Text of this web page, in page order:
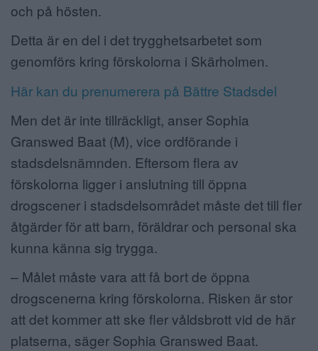
och på hösten.
Detta är en del i det trygghetsarbetet som
genomförs kring förskolorna i Skärholmen.
Här kan du prenumerera på Bättre Stadsdel
Men det är inte tillräckligt, anser Sophia
Granswed Baat (M), vice ordförande i
stadsdelsnämnden. Eftersom flera av
förskolorna ligger i anslutning till öppna
drogscener i stadsdelsområdet måste det till fler
åtgärder för att barn, föräldrar och personal ska
kunna känna sig trygga.
– Målet måste vara att få bort de öppna
drogscenerna kring förskolorna. Risken är stor
att det kommer att ske fler våldsbrott vid de här
platserna, säger Sophia Granswed Baat.